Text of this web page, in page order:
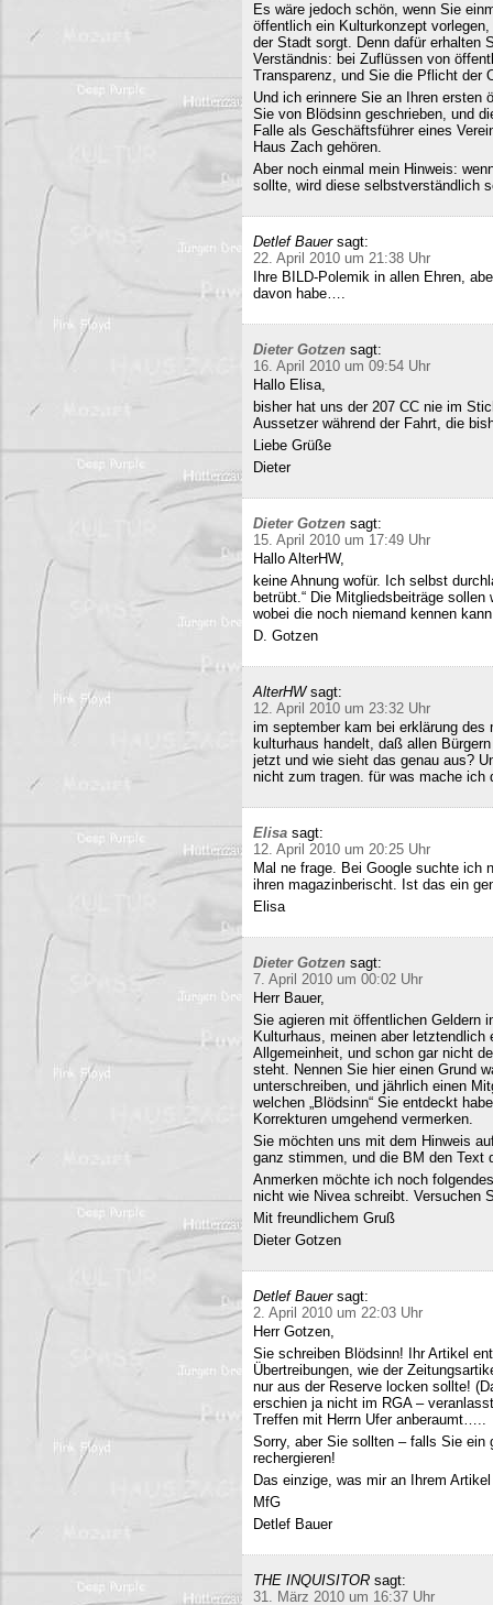
Es wäre jedoch schön, wenn Sie
öffentlich ein Kulturkonzept
der Stadt sorgt. Denn dafür erhalten
Verständnis: bei Zuflüssen von
Transparenz, und Sie die Pflicht der
Und ich erinnere Sie an Ihren ersten
Sie von Blödsinn geschrieben, und
Falle als Geschäftsführer eines
Haus Zach gehören.
Aber noch einmal mein Hinweis:
sollte, wird diese selbstverständlich
Detlef Bauer sagt:
22. April 2010 um 21:38 Uhr
Ihre BILD-Polemik in allen Ehren,
davon habe….
Dieter Gotzen sagt:
16. April 2010 um 09:54 Uhr
Hallo Elisa,
bisher hat uns der 207 CC nie im
Aussetzer während der Fahrt, die
Liebe Grüße
Dieter
Dieter Gotzen sagt:
15. April 2010 um 17:49 Uhr
Hallo AlterHW,
keine Ahnung wofür. Ich selbst
betrübt.“ Die Mitgliedsbeiträge
wobei die noch niemand kennen
D. Gotzen
AlterHW sagt:
12. April 2010 um 23:32 Uhr
im september kam bei erklärung
kulturhaus handelt, daß allen
jetzt und wie sieht das genau aus?
nicht zum tragen. für was mache ich
Elisa sagt:
12. April 2010 um 20:25 Uhr
Mal ne frage. Bei Google suchte ich
ihren magazinberischt. Ist das ein
Elisa
Dieter Gotzen sagt:
7. April 2010 um 00:02 Uhr
Herr Bauer,
Sie agieren mit öffentlichen Geldern
Kulturhaus, meinen aber
Allgemeinheit, und schon gar nicht
steht. Nennen Sie hier einen Grund
unterschreiben, und jährlich einen
welchen „Blödsinn“ Sie entdeckt
Korrekturen umgehend vermerken.
Sie möchten uns mit dem Hinweis
ganz stimmen, und die BM den Text
Anmerken möchte ich noch
nicht wie Nivea schreibt. Versuchen
Mit freundlichem Gruß
Dieter Gotzen
Detlef Bauer sagt:
2. April 2010 um 22:03 Uhr
Herr Gotzen,
Sie schreiben Blödsinn! Ihr Artikel
Übertreibungen, wie der
nur aus der Reserve locken sollte!
erschien ja nicht im RGA –
Treffen mit Herrn Ufer anberaumt…..
Sorry, aber Sie sollten – falls Sie ein
rechergieren!
Das einzige, was mir an Ihrem
MfG
Detlef Bauer
THE INQUISITOR sagt:
31. März 2010 um 16:37 Uhr